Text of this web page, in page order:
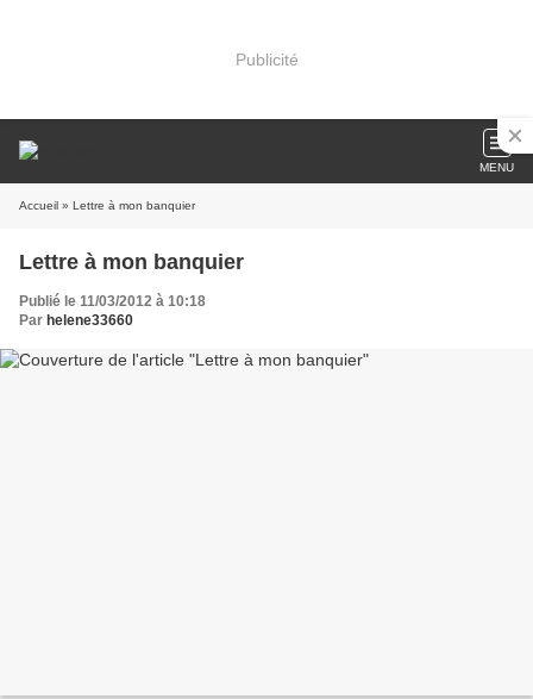
Publicité
MENU
Accueil » Lettre à mon banquier
Lettre à mon banquier
Publié le 11/03/2012 à 10:18
Par helene33660